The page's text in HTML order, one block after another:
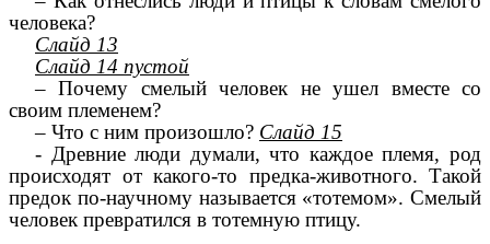
человека?
Слайд 13
Слайд 14 пустой
– Почему смелый человек не ушел вместе со
своим племенем?
– Что с ним произошло? Слайд 15
- Древние люди думали, что каждое племя, род
происходят от какого-то предка-животного. Такой
предок по-научному называется «тотемом». Смелый
человек превратился в тотемную птицу.